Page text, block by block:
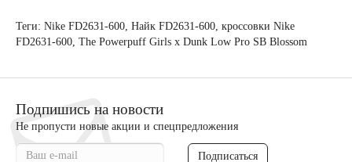
Теги: Nike FD2631-600 Найк FD2631-600 кроссовки Nike
FD2631-600 The Powerpuff Girls x Dunk Low Pro SB Blossom
Подпишись на новости
Не пропусти новые акции и спецпредложения
Подписаться